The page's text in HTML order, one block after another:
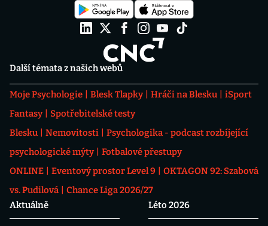
Další témata z našich webů
Moje Psychologie Blesk Tlapky Hráči na Blesku
iSport
Fantasy
Spotřebitelské testy
Blesku
Nemovitosti
Psychologika - podcast rozbíjející
psychologické mýty
Fotbalové přestupy
ONLINE
Eventový prostor Level 9
OKTAGON 92: Szabová
vs. Pudilová
Chance Liga 2026/27
Aktuálně
Léto 2026